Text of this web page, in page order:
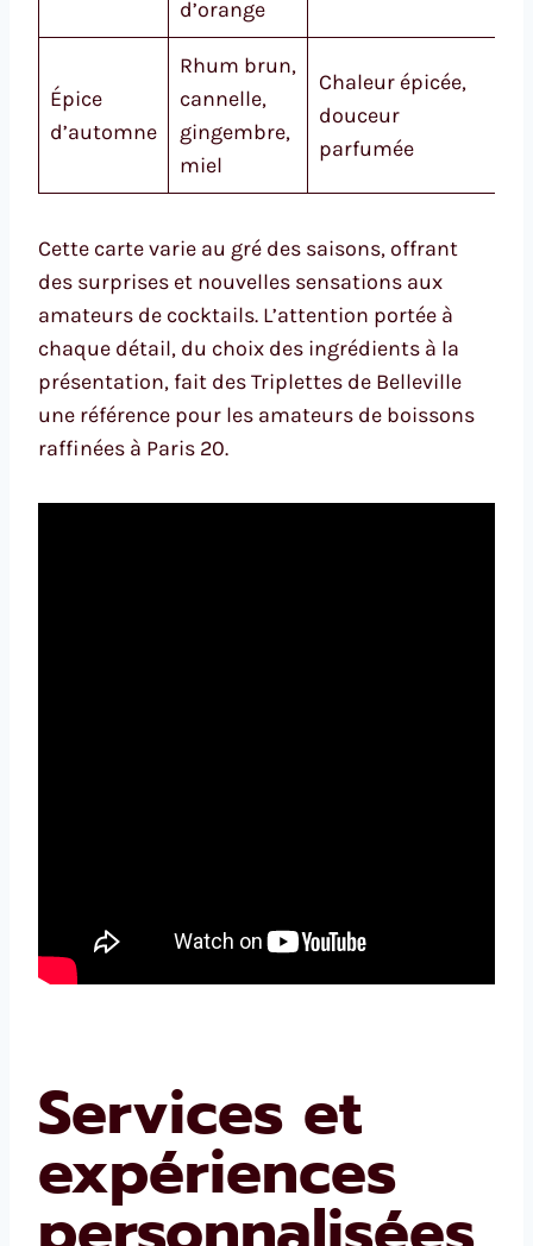
d’orange
Épice
d’automne
Rhum brun,
cannelle,
gingembre,
miel
Chaleur épicée,
douceur
parfumée
Cette carte varie au gré des saisons, offrant
des surprises et nouvelles sensations aux
amateurs de cocktails. L’attention portée à
chaque détail, du choix des ingrédients à la
présentation, fait des Triplettes de Belleville
une référence pour les amateurs de boissons
raffinées à Paris 20.
Services et
expériences